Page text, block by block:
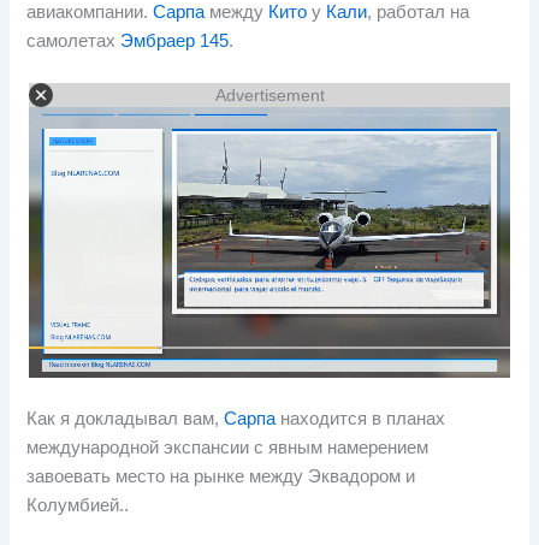
авиакомпании.Сарпа между Кито у Кали, работал на
самолетах Эмбраер 145.
Advertisement
Как я докладывал вам,Сарпа находится в планах
международной экспансии с явным намерением
завоевать место на рынке между Эквадором и
Колумбией..